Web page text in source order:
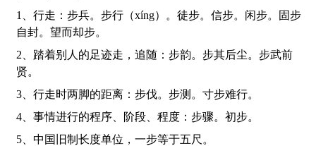
1、行走：步兵。步行（xíng）。徒步。信步。闲步。固步
自封。望而却步。
2、踏着别人的足迹走，追随：步韵。步其后尘。步武前
贤。
3、行走时两脚的距离：步伐。步测。寸步难行。
4、事情进行的程序、阶段、程度：步骤。初步。
5、中国旧制长度单位，一步等于五尺。